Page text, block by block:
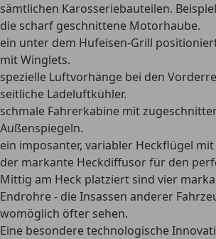
sämtlichen Karosseriebauteilen.
die scharf geschnittene Motorhaube.
ein unter dem Hufeisen-Grill
mit Winglets.
spezielle Luftvorhänge bei den
seitliche Ladeluftkühler.
schmale Fahrerkabine mit
Außenspiegeln.
ein imposanter, variabler Heckflügel
der markante Heckdiffusor für den
Mittig am Heck platziert sind vier
Endrohre - die Insassen anderer
womöglich öfter sehen.
Eine besonderetechnologische